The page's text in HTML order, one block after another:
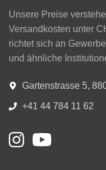
Unsere Preise
Versandkosten unter
richtet sich an
und ähnliche
Gartenstrasse 5,
+41 44 784 11 62